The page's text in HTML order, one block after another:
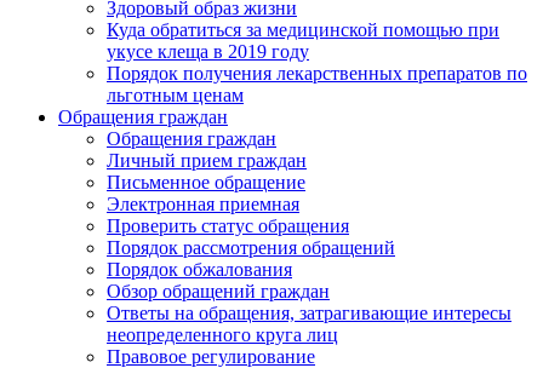
Здоровый образ жизни
Куда обратиться за медицинской помощью при
укусе клеща в 2019 году
Порядок получения лекарственных препаратов по
льготным ценам
Обращения граждан
Обращения граждан
Личный прием граждан
Письменное обращение
Электронная приемная
Проверить статус обращения
Порядок рассмотрения обращений
Порядок обжалования
Обзор обращений граждан
Ответы на обращения, затрагивающие интересы
неопределенного круга лиц
Правовое регулирование